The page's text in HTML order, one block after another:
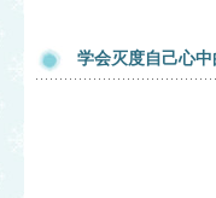
学会灭度自己心